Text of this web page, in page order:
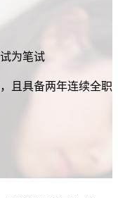
为笔试
且具备两年连续全职